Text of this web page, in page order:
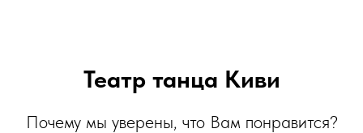
Театр танца Киви
Почему мы уверены, что Вам понравится?